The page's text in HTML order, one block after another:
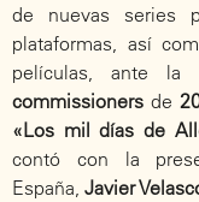
de nuevas series
plataformas, así
películas, ante la
commissioners de
«Los mil días de
contó con la
España, Javier